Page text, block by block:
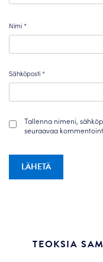
Nimi*
Sähköposti*
Tallenna nimeni,
seuraavaa
TEOKSIA